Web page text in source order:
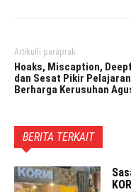
Artikulli paraprak
Hoaks, Miscaption,
dan Sesat Pikir Pelajaran
Berharga Kerusuhan
BERITA TERKAIT